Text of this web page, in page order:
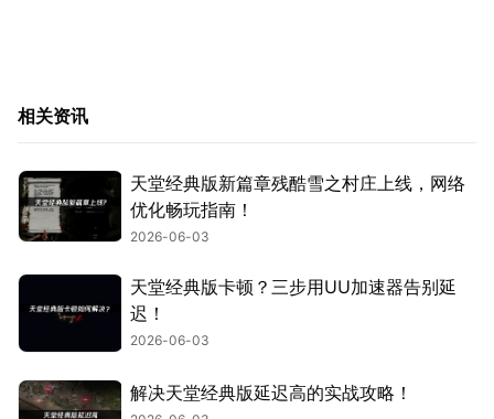
相关资讯
天堂经典版新篇章残酷雪之村庄上线，网络
优化畅玩指南！
2026-06-03
天堂经典版卡顿？三步用UU加速器告别延
迟！
2026-06-03
解决天堂经典版延迟高的实战攻略！